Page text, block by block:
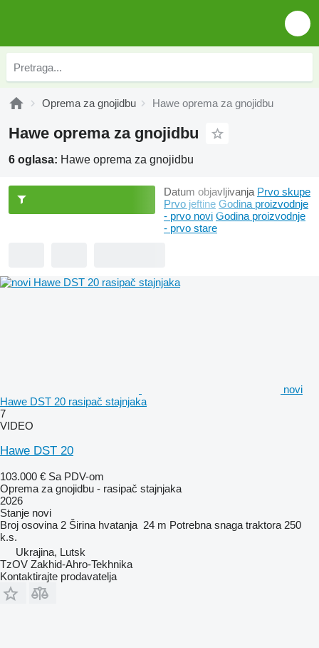
Oprema za gnojidbu Hawe oprema za gnojidbu
Hawe oprema za gnojidbu
6 oglasa: Hawe oprema za gnojidbu
Datum objavljivanja Prvo skupe
Prvo jeftine Godina proizvodnje
- prvo novi Godina proizvodnje
- prvo stare
novi
Hawe DST 20 rasipač stajnjaka
7
VIDEO
Hawe DST 20
103.000 € Sa PDV-om
Oprema za gnojidbu - rasipač stajnjaka
2026
Stanje novi
Broj osovina 2 Širina hvatanja 24 m Potrebna snaga traktora 250
k.s.
Ukrajina, Lutsk
TzOV Zakhid-Ahro-Tekhnika
Kontaktirajte prodavatelja